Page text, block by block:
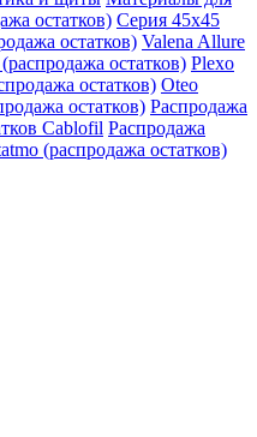
остатков) Серия 45х45
остатков) Valena Allure
остатков) Plexo
остатков) Oteo
остатков) Распродажа
Cablofil Распродажа
(распродажа остатков)